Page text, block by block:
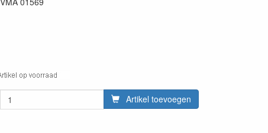
Artikel toevoegen